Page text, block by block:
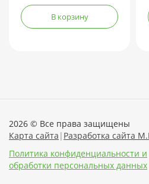
В корзину
2026 © Все права защищены
Карта сайта | Разработка сайта
Политика конфиденциальности и
обработки персональных данных